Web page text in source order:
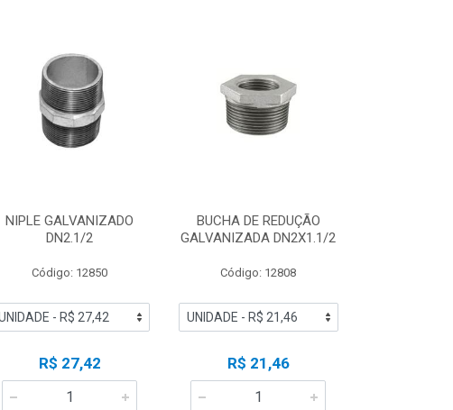
NIPLE GALVANIZADO
DN2.1/2
Código: 12850
R$ 27,42
BUCHA DE REDUÇÃO
GALVANIZADA DN2X1.1/2
Código: 12808
R$ 21,46